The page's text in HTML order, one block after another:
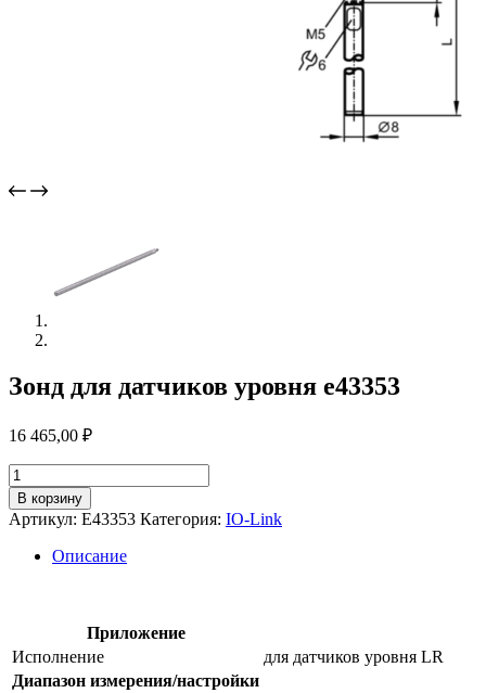
Зонд для датчиков уровня e43353
16 465,00 ₽
Количество
товара
Зонд
для
датчиков
уровня
В корзину
Артикул: E43353 Категория: IO-Link
Описание
Приложение
Исполнение
для датчиков уровня LR
Диапазон измерения/настройки